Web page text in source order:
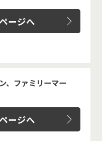
ージへ
、ファミリーマー
ージへ